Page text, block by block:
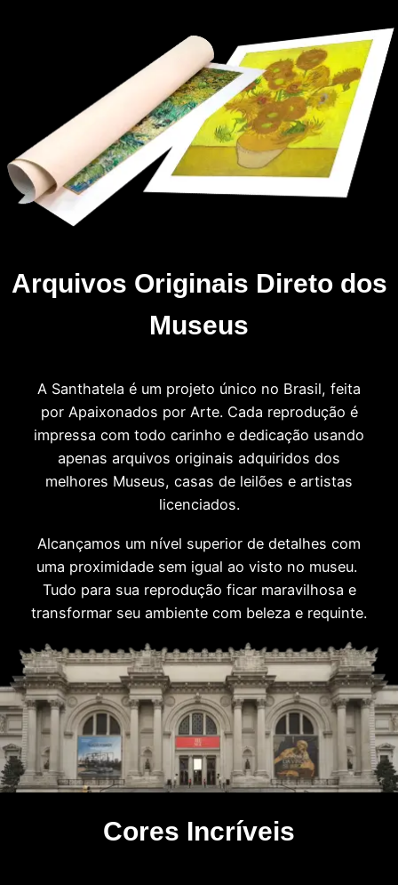
Arquivos Originais Direto dos
Museus
A Santhatela é um projeto único no Brasil, feita
por Apaixonados por Arte. Cada reprodução é
impressa com todo carinho e dedicação usando
apenas arquivos originais adquiridos dos
melhores Museus, casas de leilões e artistas
licenciados.
Alcançamos um nível superior de detalhes com
uma proximidade sem igual ao visto no museu.
Tudo para sua reprodução ficar maravilhosa e
transformar seu ambiente com beleza e requinte.
Cores Incríveis